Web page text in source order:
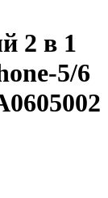
2 в 1
5/6